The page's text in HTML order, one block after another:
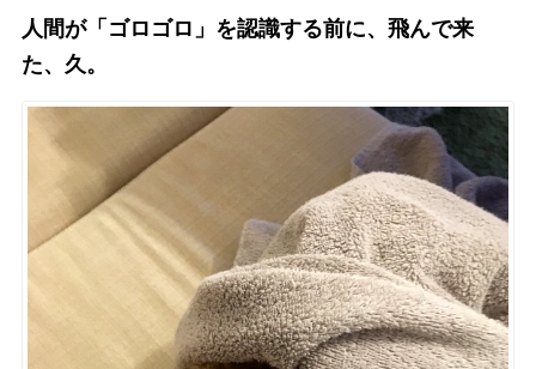
人間が「ゴロゴロ」を認識する前に、飛んで来
た、久。